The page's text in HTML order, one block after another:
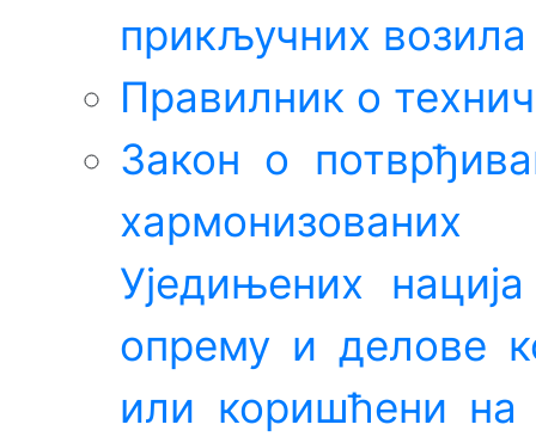
прикључних возила
Правилник о
Закон о
Уједињених
опрему и делове
или коришћени